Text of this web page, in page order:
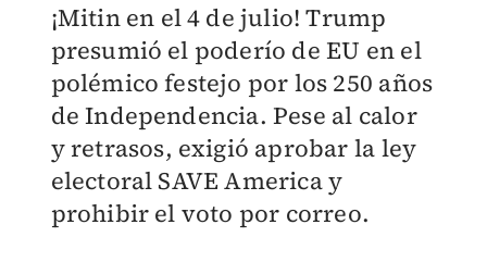
¡Mitin en el 4 de julio! Trump
presumió el poderío de EU en el
polémico festejo por los 250 años
de Independencia. Pese al calor
y retrasos, exigió aprobar la ley
electoral SAVE America y
prohibir el voto por correo.